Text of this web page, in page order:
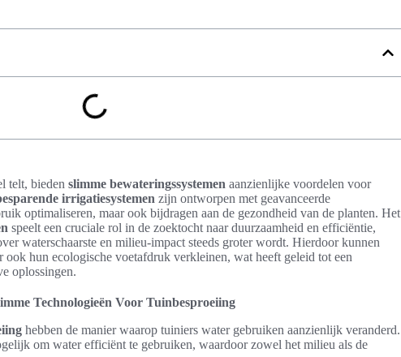
telt, bieden slimme bewateringssystemen aanzienlijke voordelen voor
irrigatiesystemen zijn ontworpen met geavanceerde
optimaliseren, maar ook bijdragen aan de gezondheid van de planten. Het
speelt een cruciale rol in de zoektocht naar duurzaamheid en efficiëntie,
waterschaarste en milieu-impact steeds groter wordt. Hierdoor kunnen
ook hun ecologische voetafdruk verkleinen, wat heeft geleid tot een
oplossingen.
Technologieën Voor Tuinbesproeiing
hebben de manier waarop tuiniers water gebruiken aanzienlijk veranderd.
om water efficiënt te gebruiken, waardoor zowel het milieu als de